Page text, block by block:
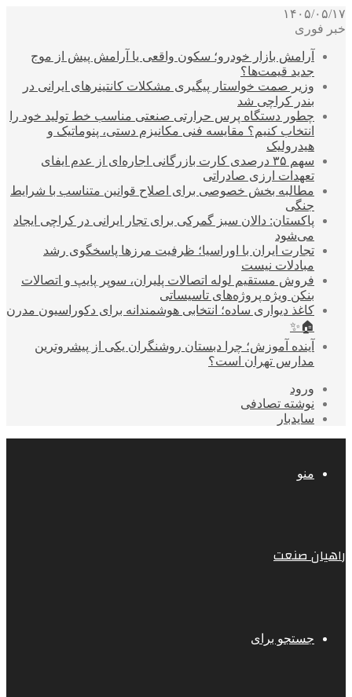
۱۴۰۵/۰۵/۱۷
خبر فوری
آرامش بازار خودرو؛ سکون واقعی یا آرامش پیش از موج
جدید قیمت‌ها؟
وزیر صمت خواستار پیگیری مشکلات کانتینرهای ایرانی در
بندر کراچی شد
چطور دستگاه پرس حرارتی صنعتی مناسب خط تولید خود را
انتخاب کنیم؟ مقایسه فنی مکانیزم دستی، پنوماتیک و
هیدرولیک
سهم ۳۵ درصدی کارت بازرگانی اجاره‌ای از عدم ایفای
تعهدات ارزی صادراتی
مطالبه بخش خصوصی برای اصلاح قوانین متناسب با شرایط
جنگی
پاکستان: دالان سبز گمرکی برای تجار ایرانی در کراچی ایجاد
می‌شود
تجارت ایران با اوراسیا؛ ظرفیت مرزها پاسخگوی رشد
مبادلات نیست
فروش مستقیم لوله اتصالات پلیران، سوپر پایپ و اتصالات
بنکن ویژه پروژه‌های تاسیساتی
کاغذ دیواری ساده؛ انتخابی هوشمندانه برای دکوراسیون مدرن
🏠✨
آینده آموزش؛ چرا دبستان روشنگران یکی از پیشروترین
مدارس تهران است؟
ورود
نوشته تصادفی
سایدبار
منو
راهیان صنعت
جستجو برای